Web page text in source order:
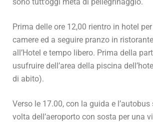
Prima delle ore 12,00 rientro in hotel
camere ed a seguire pranzo in
all’Hotel e tempo libero. Prima della
usufruire dell’area della piscina
di abito).
Verso le 17.00, con la guida e
volta dell’aeroporto con sosta per una